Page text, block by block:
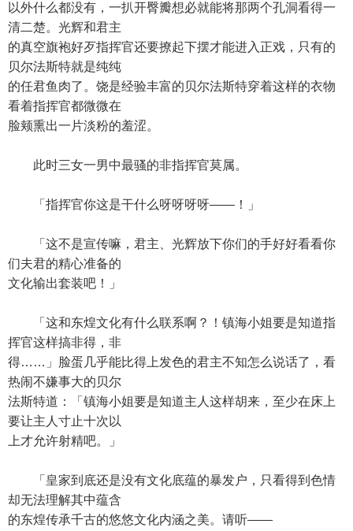
以外什么都没有，一扒开臀瓣想必就能将那两个孔洞看得一
清二楚。光辉和君主
的真空旗袍好歹指挥官还要撩起下摆才能进入正戏，只有的
贝尔法斯特就是纯纯
的任君鱼肉了。饶是经验丰富的贝尔法斯特穿着这样的衣物
看着指挥官都微微在
脸颊熏出一片淡粉的羞涩。
此时三女一男中最骚的非指挥官莫属。
「指挥官你这是干什么呀呀呀呀——！」
「这不是宣传嘛，君主、光辉放下你们的手好好看看你
们夫君的精心准备的
文化输出套装吧！」
「这和东煌文化有什么联系啊？！镇海小姐要是知道指
挥官这样搞非得，非
得……」脸蛋几乎能比得上发色的君主不知怎么说话了，看
热闹不嫌事大的贝尔
法斯特道：「镇海小姐要是知道主人这样胡来，至少在床上
要让主人寸止十次以
上才允许射精吧。」
「皇家到底还是没有文化底蕴的暴发户，只看得到色情
却无法理解其中蕴含
的东煌传承千古的悠悠文化内涵之美。请听——